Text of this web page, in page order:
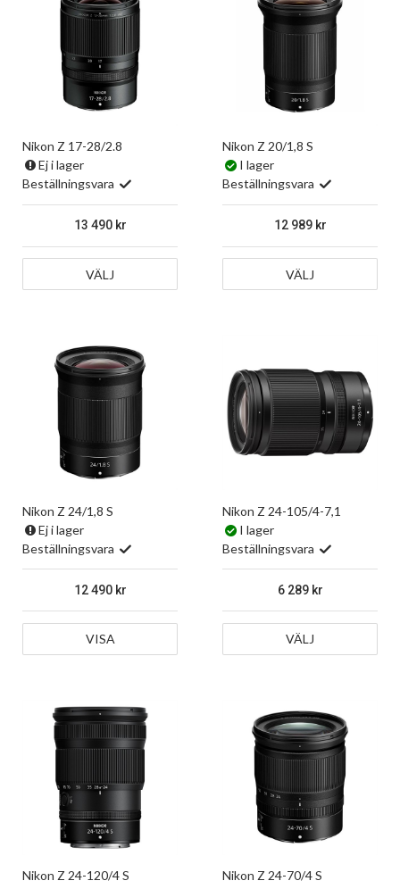
Nikon Z 17-28/2.8
Ej i lager
Beställningsvara
13 490
VÄLJ
Nikon Z 20/1,8 S
I lager
Beställningsvara
12 989
VÄLJ
Nikon Z 24/1,8 S
Ej i lager
Beställningsvara
12 490
VISA
Nikon Z 24-105/4-7,1
I lager
Beställningsvara
6 289
VÄLJ
Nikon Z 24-120/4 S
Nikon Z 24-70/4 S